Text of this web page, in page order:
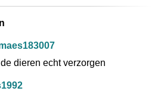
dieren echt verzorgen